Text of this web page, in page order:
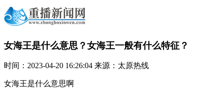
女海王是什么意思？女海王一般有什么特征？
时间：2023-04-20 16:26:04 来源：太原热线
女海王是什么意思啊